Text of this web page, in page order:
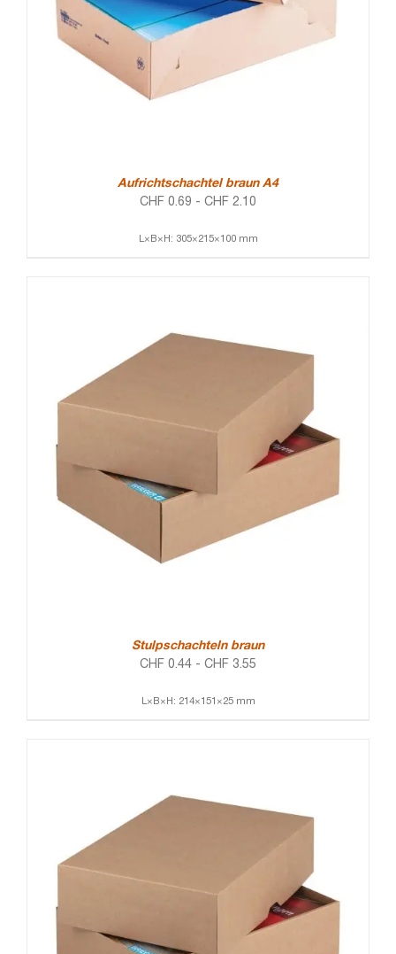
Aufrichtschachtel braun A4
CHF 0.69 - CHF 2.10
L×B×H: 305×215×100 mm
Stulpschachteln braun
CHF 0.44 - CHF 3.55
L×B×H: 214×151×25 mm